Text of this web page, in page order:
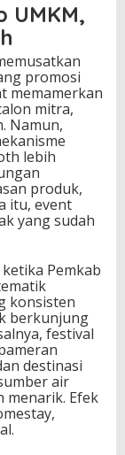
UMKM,
promosi
memamerkan
mitra,
Namun,
lebih
produk,
itu, event
yang sudah
Pemkab
konsisten
berkunjung
festival
destinasi
air
menarik. Efek